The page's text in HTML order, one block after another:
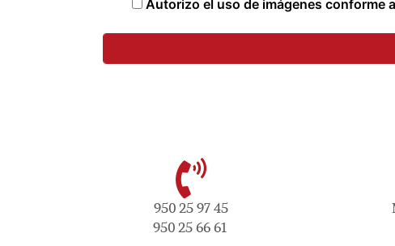
Autorizo el uso de imágenes conforme
950 25 97 45
950 25 66 61